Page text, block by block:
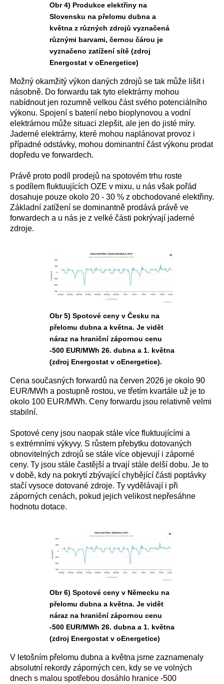
Obr 4) Produkce elektřiny na
Slovensku na přelomu dubna a
května z různých zdrojů vyznačená
různými barvami, černou čárou je
vyznačeno zatížení sítě (zdroj
Energostat v oEnergetice)
Možný okamžitý výkon daných zdrojů se tak může lišit i
násobně. Do forwardu tak tyto elektrárny mohou
nabídnout jen rozumně velkou část svého potenciálního
výkonu. Spojení s baterií nebo bioplynovou a vodní
elektrárnou může situaci zlepšit, ale jen do jisté míry.
Jaderné elektrárny, které mohou naplánovat provoz i
případné odstávky, mohou dominantní část výkonu prodat
dopředu ve forwardech.
Právě proto podíl prodejů na spotovém trhu roste
s podílem fluktuujících OZE v mixu, u nás však pořád
dosahuje pouze okolo 20 - 30 % z obchodované elektřiny.
Základní zatížení se dominantně prodává právě ve
forwardech a u nás je z velké části pokrývají jaderné
zdroje.
Obr 5) Spotové ceny v Česku na
přelomu dubna a května. Je vidět
náraz na hraniční zápornou cenu
-500 EUR/MWh 26. dubna a 1. května
(zdroj Energostat v oEnergetice).
Cena současných forwardů na červen 2026 je okolo 90
EUR/MWh a postupně rostou, ve třetím kvartále už je to
okolo 100 EUR/MWh. Ceny forwardu jsou relativně velmi
stabilní.
Spotové ceny jsou naopak stále více fluktuujícími a
s extrémními výkyvy. S růstem přebytku dotovaných
obnovitelných zdrojů se stále více objevují i záporné
ceny. Ty jsou stále častější a trvají stále delší dobu. Je to
v době, kdy na pokrytí zbývající chybějící části poptávky
stačí vysoce dotované zdroje. Ty vydělávají i při
záporných cenách, pokud jejich velikost nepřesáhne
hodnotu dotace.
Obr 6) Spotové ceny v Německu na
přelomu dubna a května. Je vidět
náraz na hraniční zápornou cenu
-500 EUR/MWh 26. dubna a 1. května
(zdroj Energostat v oEnergetice)
V letošním přelomu dubna a května jsme zaznamenaly
absolutní rekordy záporných cen, kdy se ve volných
dnech s malou spotřebou dosáhlo hranice -500